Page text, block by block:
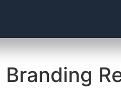
Branding